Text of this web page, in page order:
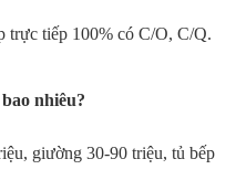
trực tiếp 100% có C/O, C/Q.
nhiêu?
giường 30-90 triệu, tủ bếp